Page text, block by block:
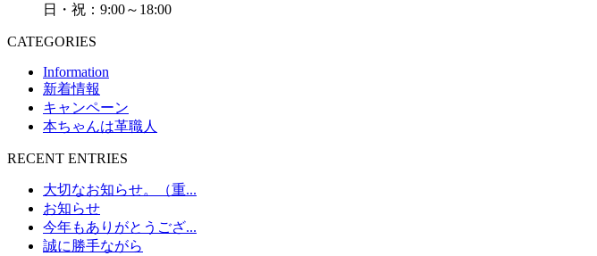
日・祝：9:00～18:00
CATEGORIES
Information
新着情報
キャンペーン
本ちゃんは革職人
RECENT ENTRIES
大切なお知らせ。（重...
お知らせ
今年もありがとうござ...
誠に勝手ながら